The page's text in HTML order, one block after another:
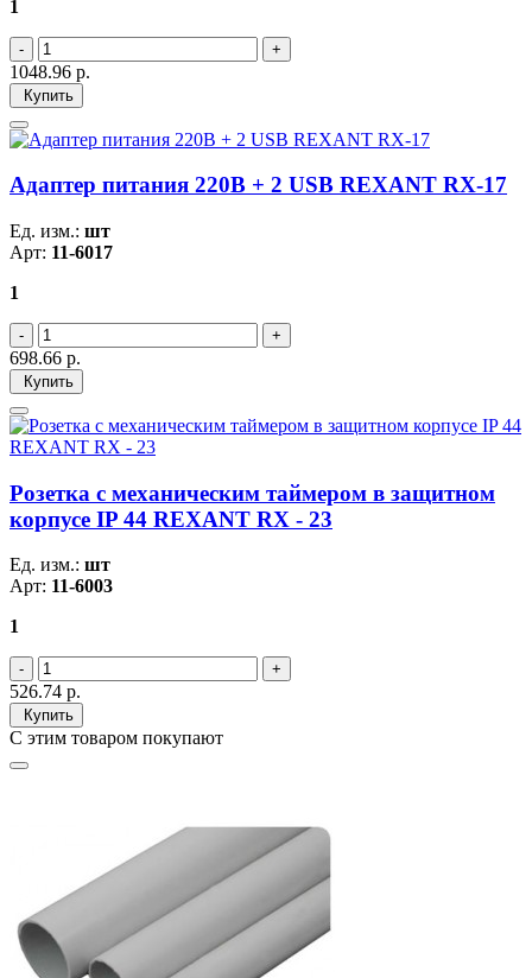
1
1048.96 р.
Купить
Адаптер питания 220В + 2 USB REXANT RX-17
Ед. изм.: шт
Арт: 11-6017
1
698.66 р.
Купить
Розетка с механическим таймером в защитном
корпусе IP 44 REXANT RX - 23
Ед. изм.: шт
Арт: 11-6003
1
526.74 р.
Купить
С этим товаром покупают